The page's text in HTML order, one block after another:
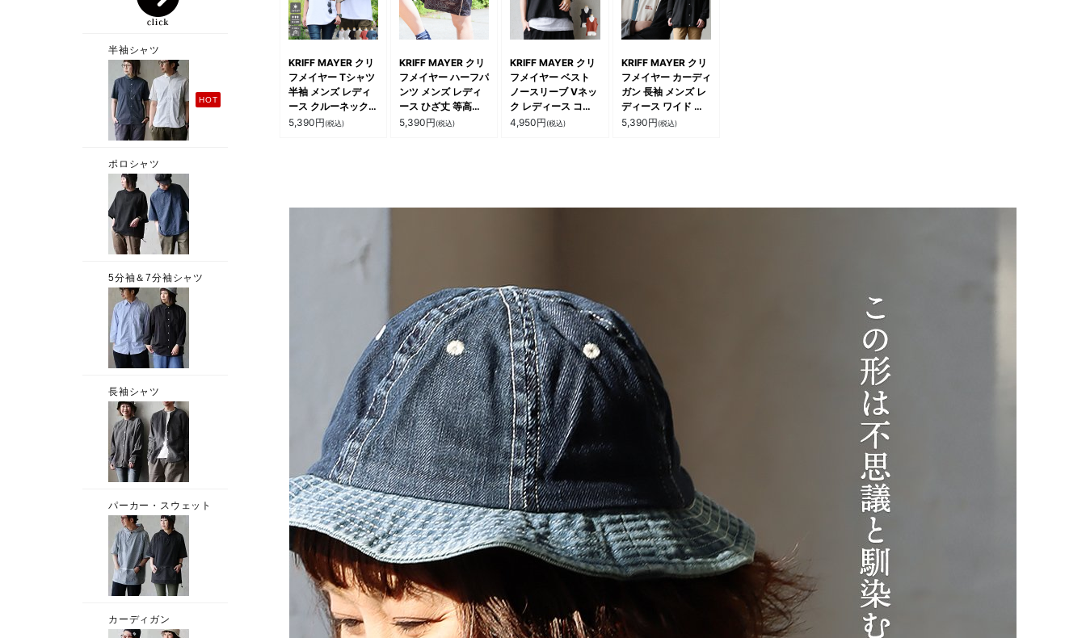
ウトドア パティ
パティ
KRIFF MAYER クリ
フメイヤー Tシャツ
半袖 メンズ レディ
ース クルーネック
ラグランスリーブ 接
カジュアル 夏 パテ
5,390円(税込)
KRIFF MAYER クリ
フメイヤー ハーフパ
ンツ メンズ レディ
ース ひざ丈 等高線
柄 総柄 撥水 防汚
ャンプ カジュアル
5,390円(税込)
KRIFF MAYER クリ
フメイヤー ベスト
ノースリーブ Vネッ
ク レディース コッ
トン 楊柳 シワ 薄手
4,950円(税込)
KRIFF MAYER クリ
フメイヤー カーディ
ガン 長袖 メンズ レ
ディース ワイド 起
毛 もっちり 伸縮性
冬 パティ
5,390円(税込)